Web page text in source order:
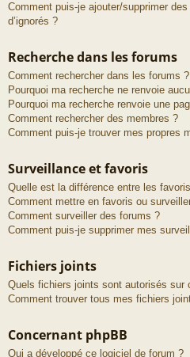
Comment puis-je ajouter/supprimer
d’ignorés ?
Recherche dans les forums
Comment rechercher dans les forums ?
Pourquoi ma recherche ne renvoie
Pourquoi ma recherche renvoie une
Comment rechercher des membres ?
Comment puis-je trouver mes propres
Surveillance et favoris
Quelle est la différence entre les
Comment mettre en favoris ou
Comment surveiller des forums ?
Comment puis-je supprimer mes
Fichiers joints
Quels fichiers joints sont autorisés sur
Comment trouver tous mes fichiers
Concernant phpBB
Qui a développé ce logiciel de forum ?